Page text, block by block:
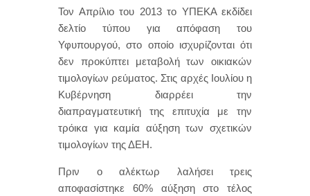
Τον Απρίλιο του 2013 το ΥΠΕΚΑ εκδίδει
δελτίο τύπου για απόφαση του
Υφυπουργού, στο οποίο ισχυρίζονται ότι
δεν προκύπτει μεταβολή των οικιακών
τιμολογίων ρεύματος. Στις αρχές Ιουλίου η
Κυβέρνηση διαρρέει την
διαπραγματευτική της επιτυχία με την
τρόικα για καμία αύξηση των σχετικών
τιμολογίων της ΔΕΗ.
Πριν ο αλέκτωρ λαλήσει τρεις
αποφασίστηκε 60% αύξηση στο τέλος